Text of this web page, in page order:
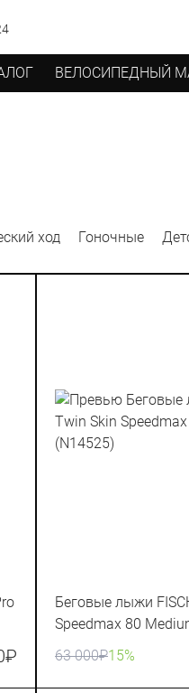
ВЕЛОСИПЕДНЫЙ
ход Гоночные
₽
Беговые лыжи
Speedmax 80
63 000₽15%